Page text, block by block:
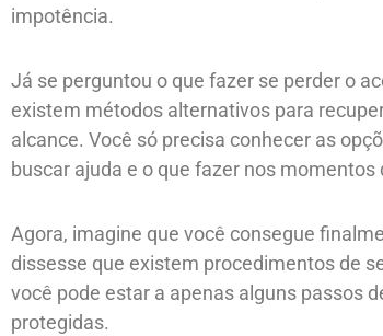
impotência.
Já se perguntou o que fazer se perder o
existem métodos alternativos para
alcance. Você só precisa conhecer as
buscar ajuda e o que fazer nos
Agora, imagine que você consegue
dissesse que existem procedimentos de
você pode estar a apenas alguns passos
protegidas.